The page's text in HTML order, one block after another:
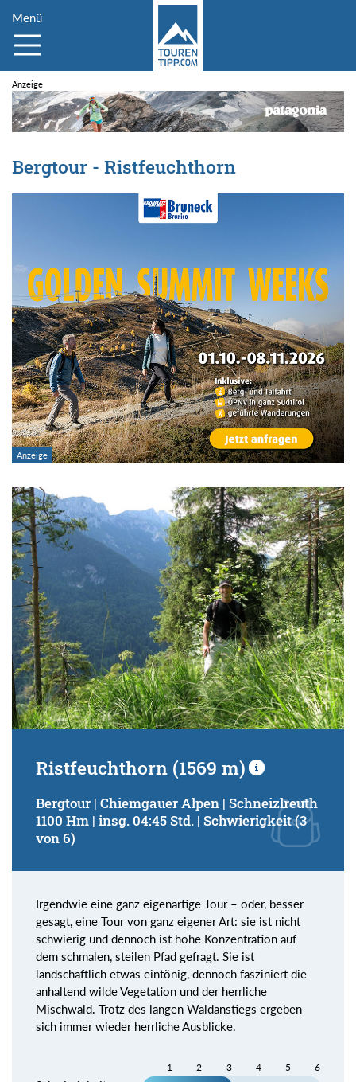
Menü
Bergtour - Ristfeuchthorn
Ristfeuchthorn (1569 m)
Bergtour | Chiemgauer Alpen | Schneizlreuth
1100 Hm | insg. 04:45 Std. | Schwierigkeit (3
von 6)
Irgendwie eine ganz eigenartige Tour – oder, besser
gesagt, eine Tour von ganz eigener Art: sie ist nicht
schwierig und dennoch ist hohe Konzentration auf
dem schmalen, steilen Pfad gefragt. Sie ist
landschaftlich etwas eintönig, dennoch fasziniert die
anhaltend wilde Vegetation und der herrliche
Mischwald. Trotz des langen Waldanstiegs ergeben
sich immer wieder herrliche Ausblicke.
1 2 3 4 5 6